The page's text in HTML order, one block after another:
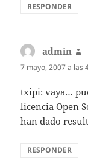
RESPONDER
admin
7 mayo, 2007 a las
txipi: vaya…
licencia Open
han dado
RESPONDER